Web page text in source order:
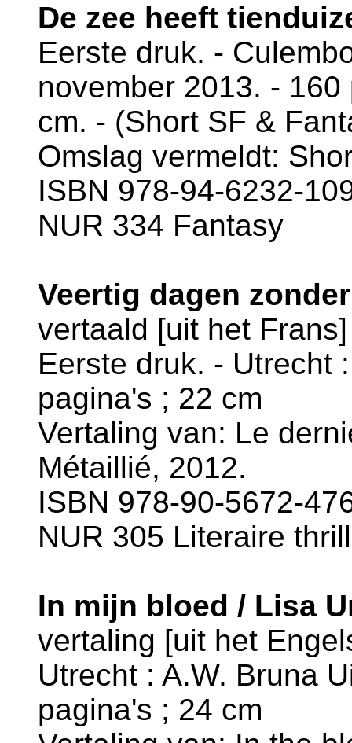
De zee heeft
Eerste druk. -
november 2013. -
cm. - (Short SF &
Omslag vermeldt:
ISBN 978-94-6232-
NUR 334 Fantasy
Veertig dagen
vertaald [uit het
Eerste druk. - Utrecht
pagina's ; 22 cm
Vertaling van: Le
Métaillié, 2012.
ISBN 978-90-5672-
NUR 305 Literaire
In mijn bloed / Lisa
vertaling [uit het
Utrecht : A.W. Bruna
pagina's ; 24 cm